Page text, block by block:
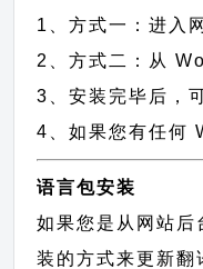
1、方式一：进入
2、方式二：从
3、安装完毕后，
4、如果您有任何
语言包安装
如果您是从网站
装的方式来更新翻